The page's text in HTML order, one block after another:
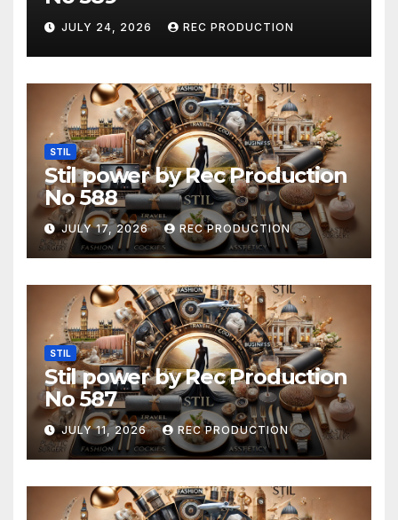
JULY 24, 2026 REC PRODUCTION
STIL
Stil power by Rec Production
No 588
JULY 17, 2026 REC PRODUCTION
STIL
Stil power by Rec Production
No 587
JULY 11, 2026 REC PRODUCTION